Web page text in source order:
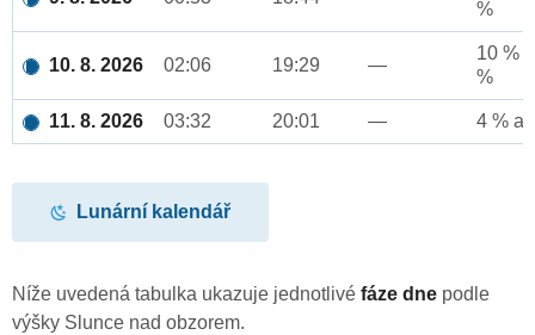
%
10. 8. 2026 02:06 19:29 —
10 %
%
11. 8. 2026 03:32 20:01 — 4 %
Lunární kalendář
Níže uvedená tabulka ukazuje jednotlivé fáze dne podle
výšky Slunce nad obzorem.